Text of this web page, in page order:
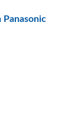
Panasonic